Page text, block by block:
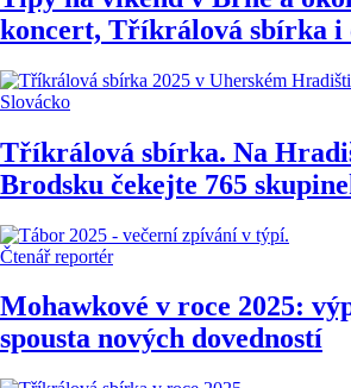
koncert, Tříkrálová sbírka i
Slovácko
Tříkrálová sbírka. Na
Brodsku čekejte 765
Čtenář reportér
Mohawkové v roce 2025:
spousta nových dovedností